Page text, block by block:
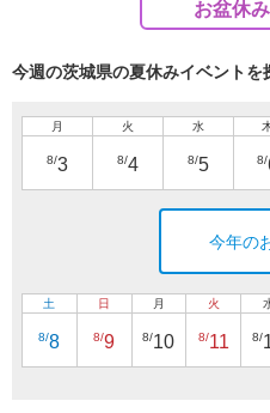
お盆休み
今週の茨城県の夏休みイベントを
月
8/3
火
8/4
水
8/5 8/
今年の
土
8/8
日
8/9
月
8/10
火
8/11 8/